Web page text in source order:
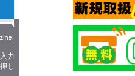
力
し